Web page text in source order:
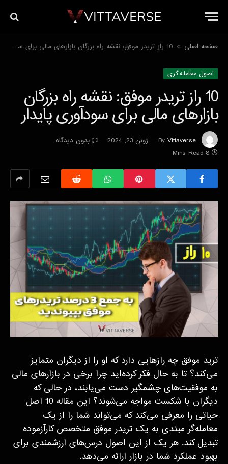
صفحه اصلی » 10 راز تریدر موفق: نقشه راه بزرگان بازارهای مالی برای سودآوری پایدار
اصول معامله گرى
10 راز تریدر موفق: نقشه راه بزرگان
بازارهای مالی برای سودآوری پایدار
By Vittaverse ژوئن 23, 2024
بدون دیدگاه
8 Mins Read
ترید موفق چه رازهایی دارد که او را از دیگران متمایز
می‌کند؟ تا به حال فکر کرده‌اید چرا برخی در بازارهای مالی
به موفقیت‌های چشمگیر دست می‌یابند، در حالی که
دیگران با شکست مواجه می‌شوند؟ این مقاله 10 اصل
حیاتی را معرفی می‌کند که می‌تواند شما را از یک
معامله‌گر مبتدی به یک تریدر موفق متخصص کارآزموده
تبدیل کند. هر یک از این اصول درس‌های ارزشمندی برای
بهبود عملکرد شما در بازار ارائه می‌دهد.